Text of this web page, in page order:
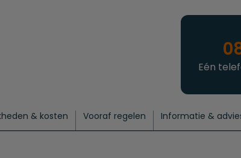
Eén
& kosten Vooraf regelen Informatie &